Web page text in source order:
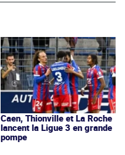
Caen, Thionville et La Roche
lancent la Ligue 3 en grande
pompe